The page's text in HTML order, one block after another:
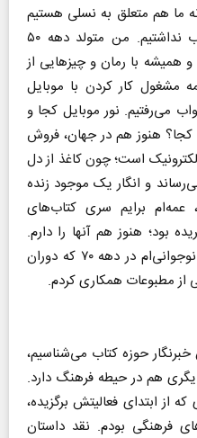
ما هم متعلق به نسلی هستیم
که برای سرگرمی، ابزاری جز کتاب نداشتیم. من متولد دهه ۵۰
همیشه با رمان و چیزهایی از
مشغول کار کردن با موبایل
می‌رفتیم. نور موبایل کجا و
هنوز هم در جهان، فروش
است؛ چون کاغذ از دل
و انگار یک موجود زنده
برایم سری کتاب‌های
بود؛ هنوز هم آنها را دارم.
زیاد کتاب و مجله می‌خواندم. در نوجوانی‌ام در دهه ۷۰ که دوران
از مطبوعات همکاری کردم.
خبرنگار حوزه کتاب می‌شناسیم،
هم در حیطه فرهنگ دارد.
از ابتدای فعالیتش برگزیده،
فرهنگی بودم. نقد داستان